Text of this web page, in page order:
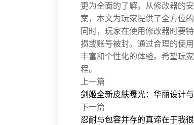
更为全面的了解。从修改器的
案，本文为玩家提供了全方位
同时，玩家在使用修改器时要
损或账号被封。通过合理的使
丰富和个性化的体验。希望玩
程。
上一篇
剑姬全新皮肤曝光：华丽设计
下一篇
忍耐与包容并存的真谛在于我